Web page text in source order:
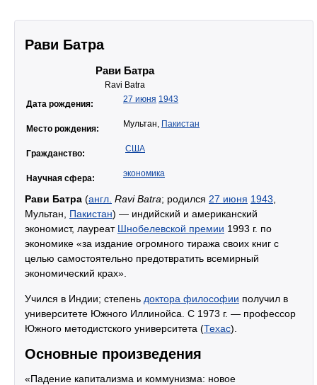
Рави Батра
Рави Батра
Ravi Batra
Дата рождения:
27 июня 1943
Место рождения: Мультан, Пакистан
Гражданство: США
Научная сфера: экономика
Рави Батра (англ. Ravi Batra; родился 27 июня 1943
Мультан, Пакистан) — индийский и американский
экономист, лауреат Шнобелевской премии 1993 г. по
экономике «за издание огромного тиража своих книг с
целью самостоятельно предотвратить всемирный
экономический крах».
Учился в Индии; степень доктора философии получил в
университете Южного Иллинойса. С 1973 г. — профессор
Южного методистского университета (Техас).
Основные произведения
«Падение капитализма и коммунизма: новое